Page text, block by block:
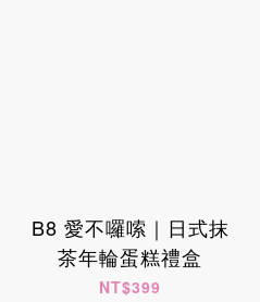
B8 愛不囉嗦｜日式抹
茶年輪蛋糕禮盒
NT$399